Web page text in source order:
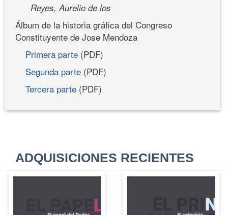
Reyes, Aurelio de los
Álbum de la historia gráfica del Congreso
Constituyente de Jose Mendoza
Primera parte (PDF)
Segunda parte (PDF)
Tercera parte (PDF)
ADQUISICIONES RECIENTES